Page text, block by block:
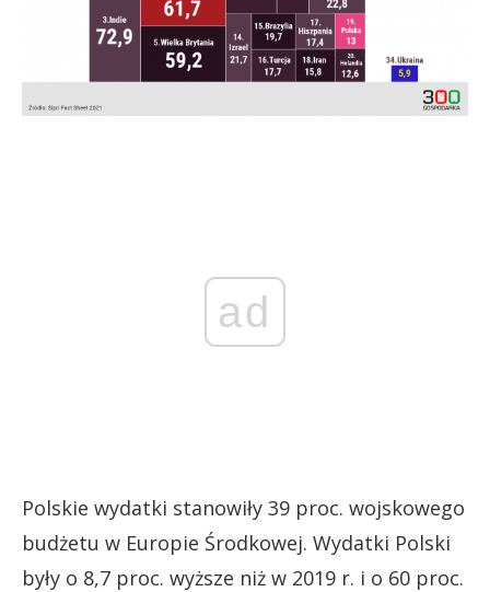
ad
Polskie wydatki stanowiły 39 proc. wojskowego
budżetu w Europie Środkowej. Wydatki Polski
były o 8,7 proc. wyższe niż w 2019 r. i o 60 proc.